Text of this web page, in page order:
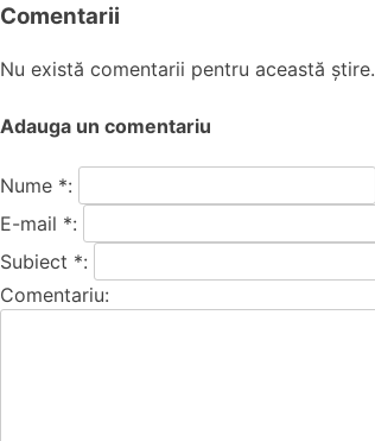
Comentarii
Nu există comentarii pentru această știre.
Adauga un comentariu
Nume *:
E-mail *:
Subiect *:
Comentariu: